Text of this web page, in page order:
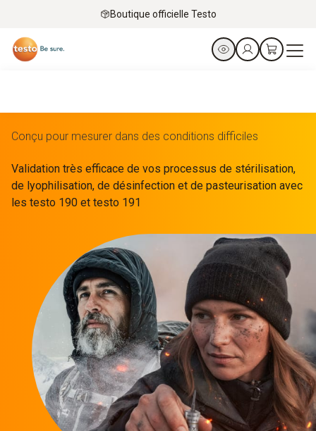
Boutique officielle Testo
Conçu pour mesurer dans des conditions difficiles
Validation très efficace de vos processus de stérilisation,
de lyophilisation, de désinfection et de pasteurisation avec
les testo 190 et testo 191